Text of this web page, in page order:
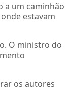
a um caminhão
estavam
O ministro do
os autores